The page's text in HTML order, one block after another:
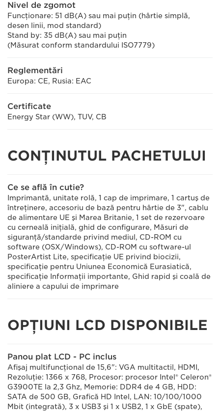
Nivel de zgomot
Funcţionare: 51 dB(A) sau mai puţin (hârtie simplă,
desen linii, mod standard)
Stand by: 35 dB(A) sau mai puţin
(Măsurat conform standardului ISO7779)
Reglementări
Europa: CE, Rusia: EAC
Certificate
Energy Star (WW), TUV, CB
CONŢINUTUL PACHETULUI
Ce se află în cutie?
Imprimantă, unitate rolă, 1 cap de imprimare, 1 cartuş de
întreţinere, accesoriu de bază pentru hârtie de 3", cablu
de alimentare UE şi Marea Britanie, 1 set de rezervoare
cu cerneală iniţială, ghid de configurare, Măsuri de
siguranţă/standarde privind mediul, CD-ROM cu
software (OSX/Windows), CD-ROM cu software-ul
PosterArtist Lite, specificaţie UE privind biocizii,
specificaţie pentru Uniunea Economică Eurasiatică,
specificaţie Informaţii importante, Ghid rapid şi coală de
aliniere a capului de imprimare
OPŢIUNI LCD DISPONIBILE
Panou plat LCD - PC inclus
Afişaj multifuncţional de 15,6": VGA multitactil, HDMI,
Rezoluţie: 1366 x 768, Procesor: procesor Intel® Celeron®
G3900TE la 2,3 Ghz, Memorie: DDR4 de 4 GB, HDD:
SATA de 500 GB, Grafică HD Intel, LAN: 10/100/1000
Mbit (integrată), 3 x USB3 şi 1 x USB2, 1 x GbE (spate),